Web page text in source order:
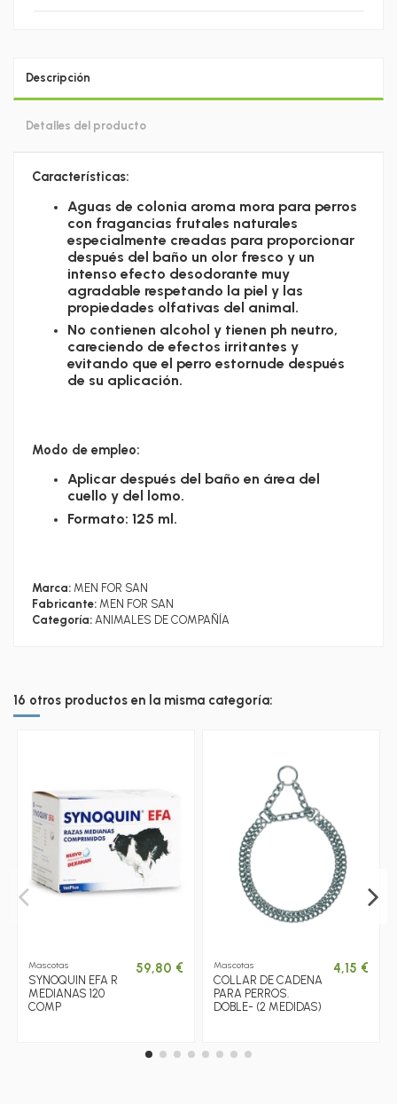
Descripción
Detalles del producto
Características:
Aguas de colonia aroma mora para perros
con fragancias frutales naturales
especialmente creadas para proporcionar
después del baño un olor fresco y un
intenso efecto desodorante muy
agradable respetando la piel y las
propiedades olfativas del animal.
No contienen alcohol y tienen ph neutro,
careciendo de efectos irritantes y
evitando que el perro estornude después
de su aplicación.
Modo de empleo:
Aplicar después del baño en área del
cuello y del lomo.
Formato: 125 ml.
Marca: MEN FOR SAN
Fabricante: MEN FOR SAN
Categoría: ANIMALES DE COMPAÑÍA
16 otros productos en la misma categoría:
Mascotas
SYNOQUIN EFA R
MEDIANAS 120
COMP
59,80 € Mascotas
COLLAR DE CADENA
PARA PERROS.
DOBLE- (2 MEDIDAS)
4,15 €